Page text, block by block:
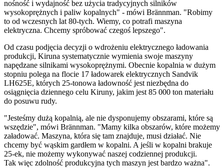
nośność i wydajność bez użycia tradycyjnych silników
wysokoprężnych i paliw kopalnych" - mówi Brännman. "Robimy
to od wczesnych lat 80-tych. Wiemy, co potrafi maszyna
elektryczna. Chcemy spróbować czegoś lepszego".
Od czasu podjęcia decyzji o wdrożeniu elektrycznego ładowania
produkcji, Kiruna systematycznie wymienia swoje maszyny
napędzane silnikami wysokoprężnymi. Obecnie kopalnia w dużym
stopniu polega na flocie 17 ładowarek elektrycznych Sandvik
LH625E, których 25-tonowa ładowność jest niezbędna do
osiągnięcia dziennego celu Kiruny, jakim jest 85 000 ton materiału
do posuwu rudy.
"Jesteśmy dużą kopalnią, ale nie dysponujemy obszarami, które są
wszędzie", mówi Brännman. "Mamy kilka obszarów, które możemy
załadować. Maszyna, która się tam znajduje, musi działać. Nie
chcemy być wąskim gardłem w kopalni. A jeśli w kopalni brakuje
25-ek, nie możemy wykonywać naszej codziennej produkcji.
Tak więc zdolność produkcyjna tych maszyn jest bardzo ważna".